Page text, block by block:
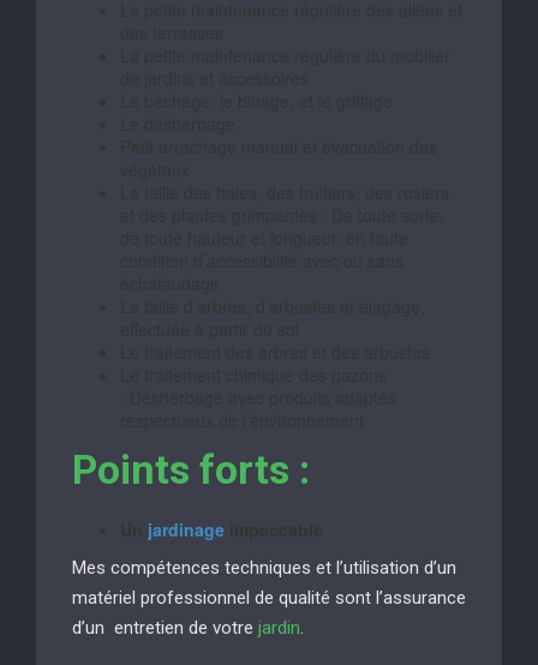
Points forts :
jardinage
Mes compétences techniques et l’utilisation d’un
matériel professionnel de qualité sont l’assurance
d’un entretien de votre jardin.